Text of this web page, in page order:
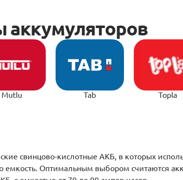
Mutlu Tab Topla
свинцово-кислотные АКБ, в которых
емкость. Оптимальным выбором считаются